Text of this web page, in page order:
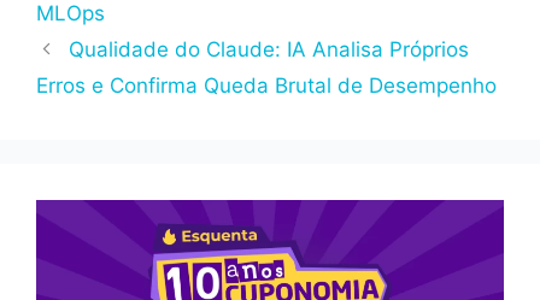
MLOps
Qualidade do Claude: IA Analisa Próprios
Erros e Confirma Queda Brutal de Desempenho